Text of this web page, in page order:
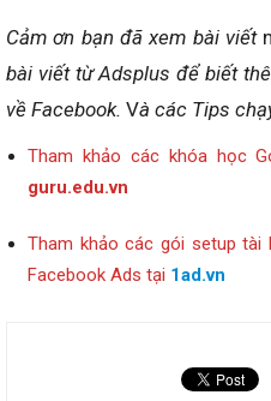
Cảm ơn bạn đã xem bài viết
bài viết từ Adsplus để biết
về Facebook. Và các Tips
Tham khảo các khóa học
guru.edu.vn
Tham khảo các gói setup tài
Facebook Ads tại 1ad.vn